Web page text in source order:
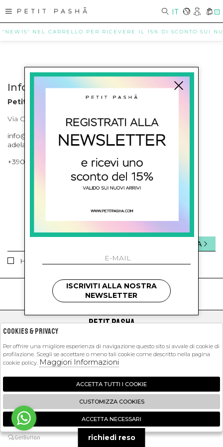
IT 0
NEL CARRELLO PER RICEVERE IL 15% DI SCONTO SUI
Info contatti
Petit Pasha
Via Cilea, 255 Napoli Corso Umberto I 301 Napoli
info@petitpasha.com, petitpasha@hotmail.it,
adelaide.petitpasha@hotmail.com
+39081643421 , +390812351280
ISCRIVITI ALLA NEWSLETTER
Ho letto ed accettato le condizioni sulla privacy.
INVIA
kids
PETIT PASHA
EXTRA
2026 Petit Pasha - P.iva : 09423341214 Powered by
Zucchetti
🍪
ISCRIVITI ALLA NOSTRA
NEWSLETTER
richiedi reso
Cookies & Privacy
Per offrire una migliore esperienza di navigazione questo sito si avvale di cookie di
profilazione. Scegli se accettare o meno tali cookie come descritto nella pagina
cookie policy. Maggiori Informazioni
ACCETTA TUTTI I COOKIE
CUSTOMIZZA COOKIES
ACCETTA NECESSARI